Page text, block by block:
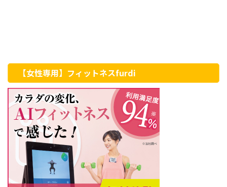
【女性専用】フィットネスfurdi